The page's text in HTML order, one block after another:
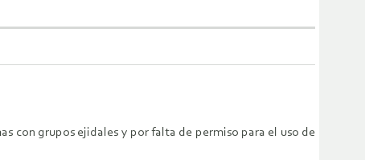
con grupos ejidales y por falta de permiso para el uso de